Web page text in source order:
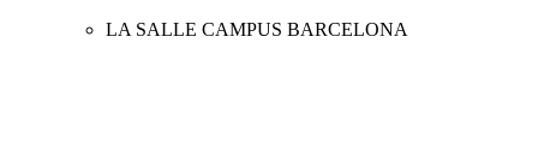
LA SALLE CAMPUS BARCELONA